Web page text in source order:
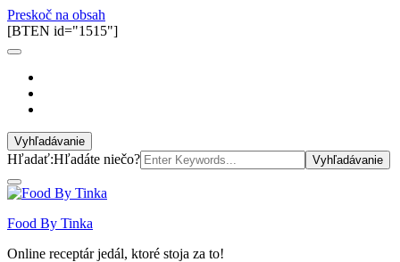
Preskoč na obsah
[BTEN id="1515"]
Vyhľadávanie
Hľadať:Hľadáte niečo?
Food By Tinka
Online receptár jedál, ktoré stoja za to!